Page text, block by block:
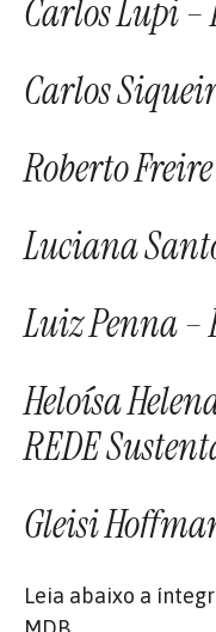
Carlos Lupi –
Carlos
Roberto
Luciana
Luiz Penna –
Heloísa
REDE
Gleisi
Leia abaixo a